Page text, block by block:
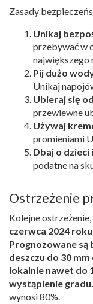
Zasady
Unikaj
przebywać w
największego
Pij dużo
Unikaj
Ubieraj się
przewiewne
Używaj
promieniami
Dbaj o
podatne na
Ostrzeżenie
Kolejne
czerwca 2024
Prognozowane są
deszczu do 30
lokalnie nawet do
wystąpienie gradu.
wynosi 80%.